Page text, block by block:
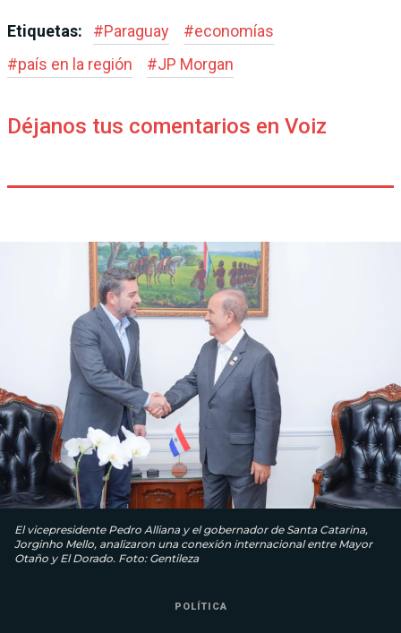
Etiquetas: #Paraguay #economías
#país en la región #JP Morgan
Déjanos tus comentarios en Voiz
El vicepresidente Pedro Alliana y el gobernador de Santa Catarina,
Jorginho Mello, analizaron una conexión internacional entre Mayor
Otaño y El Dorado. Foto: Gentileza
POLÍTICA